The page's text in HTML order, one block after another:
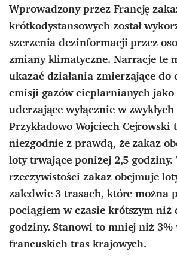
Wprowadzony przez Francję
krótkodystansowych został
szerzenia dezinformacji przez
zmiany klimatyczne. Narracje te
ukazać działania zmierzające
emisji gazów cieplarnianych
uderzające wyłącznie w
Przykładowo Wojciech
niezgodnie z prawdą, że zakaz
loty trwające poniżej 2,5 godziny.
rzeczywistości zakaz obejmuje
zaledwie 3 trasach, które można
pociągiem w czasie krótszym niż
godziny. Stanowi to mniej niż 3%
francuskich tras krajowych.